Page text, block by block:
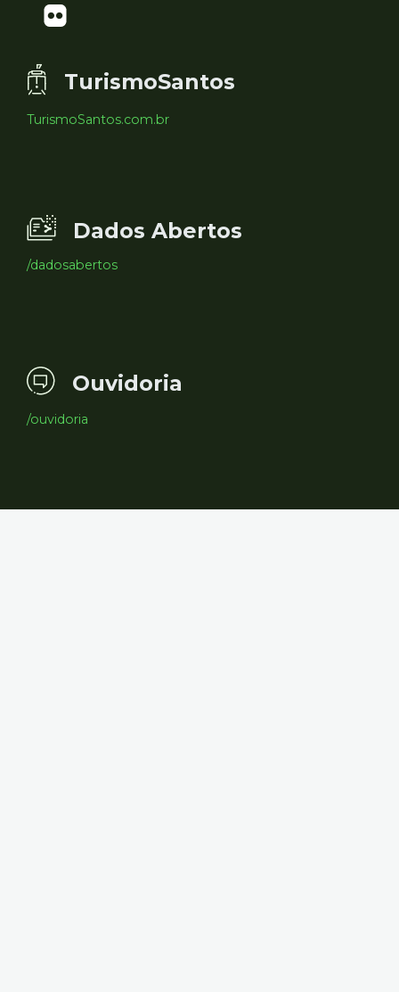
TurismoSantos
TurismoSantos.com.br
Dados Abertos
/dadosabertos
Ouvidoria
/ouvidoria